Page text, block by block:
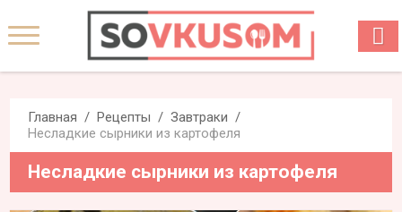
Главная Рецепты
Завтраки
Несладкие сырники из картофеля
Несладкие сырники из картофеля